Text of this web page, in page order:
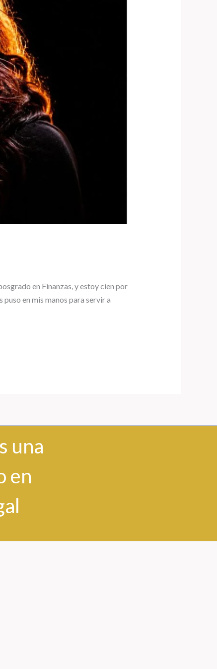
en Finanzas, y estoy cien por
en mis manos para servir a
una
en